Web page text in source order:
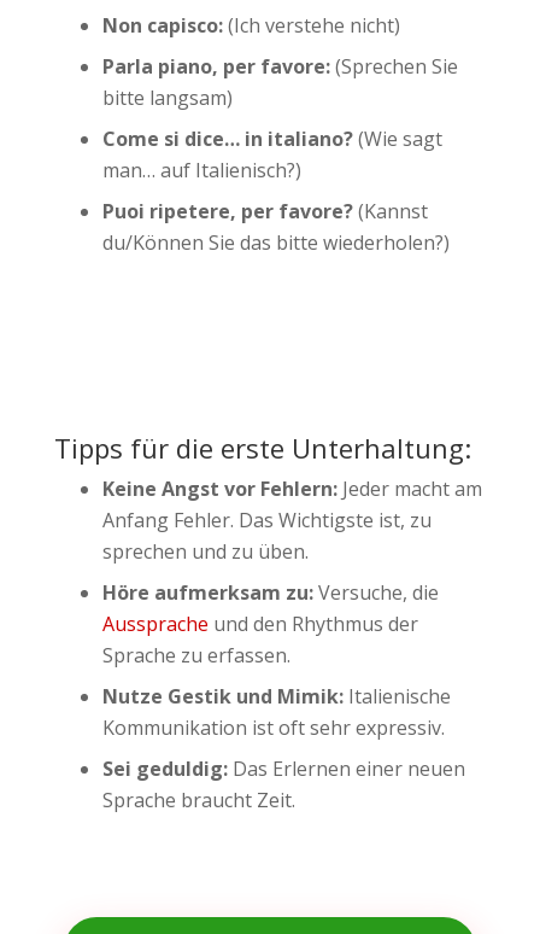
Non capisco:(Ich verstehe nicht)
Parla piano, per favore:(Sprechen Sie
bitte langsam)
Come si dice… in italiano?(Wie sagt
man… auf Italienisch?)
Puoi ripetere, per favore?(Kannst
du/Können Sie das bitte wiederholen?)
Tipps für die erste Unterhaltung:
Keine Angst vor Fehlern:Jeder macht am
Anfang Fehler. Das Wichtigste ist, zu
sprechen und zu üben.
Höre aufmerksam zu:Versuche, die
Aussprache und den Rhythmus der
Sprache zu erfassen.
Nutze Gestik und Mimik:Italienische
Kommunikation ist oft sehr expressiv.
Sei geduldig:Das Erlernen einer neuen
Sprache braucht Zeit.